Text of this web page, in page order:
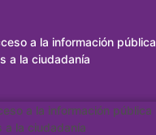
a la información pública
a la ciudadanía
a la información pública
a la ciudadanía